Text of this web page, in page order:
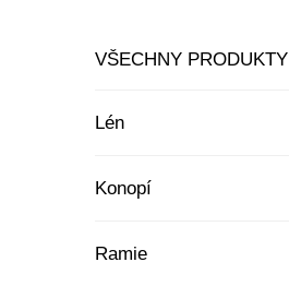
VŠECHNY PRODUKTY
Lén
Konopí
Ramie